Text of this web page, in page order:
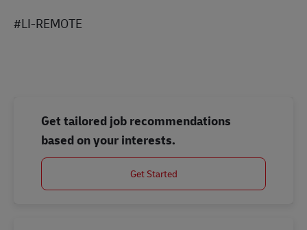
#LI-REMOTE
Get tailored job recommendations
based on your interests.
Get Started